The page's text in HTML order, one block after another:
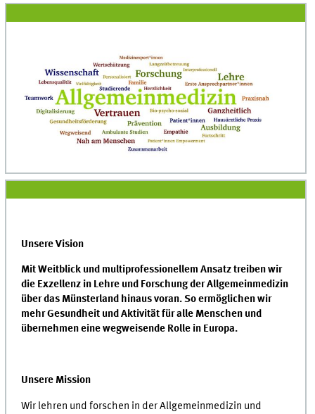
Unsere Vision
Mit Weitblick und multiprofessionellem Ansatz treiben wir
die Exzellenz in Lehre und Forschung der Allgemeinmedizin
über das Münsterland hinaus voran. So ermöglichen wir
mehr Gesundheit und Aktivität für alle Menschen und
übernehmen eine wegweisende Rolle in Europa.
Unsere Mission
Wir lehren und forschen in der Allgemeinmedizin und